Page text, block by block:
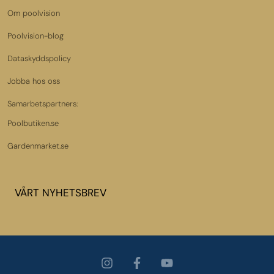
Om poolvision
Poolvision-blog
Dataskyddspolicy
Jobba hos oss
Samarbetspartners:
Poolbutiken.se
Gardenmarket.se
VÅRT NYHETSBREV
I
n
F
a
o